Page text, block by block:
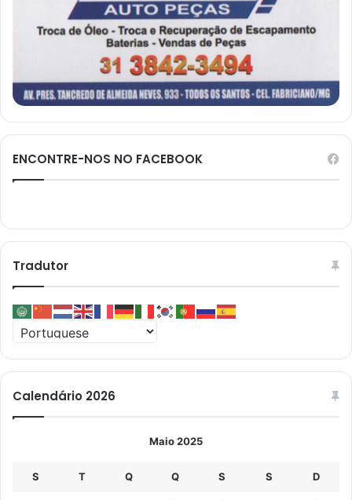
ENCONTRE-NOS NO FACEBOOK
Tradutor
Calendário 2026
Maio 2025
S T Q Q S S D